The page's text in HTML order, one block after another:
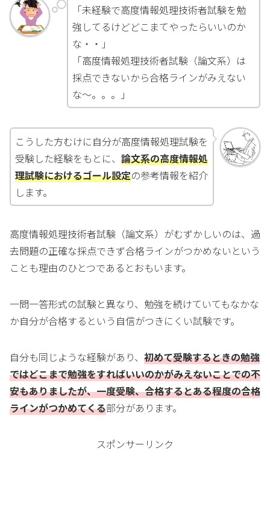
「未経験で高度情報処理技術者試験を勉
強してるけどどこまてやったらいいのか
な・・」
「高度情報処理技術者試験（論文系）は
採点できないから合格ラインがみえない
な～。。。」
こうした方むけに自分が高度情報処理試験を
受験した経験をもとに、 論文系の高度情報処
理試験におけるゴール設定の参考情報を紹介
します。
高度情報処理技術者試験（論文系）がむずかしいのは、過
去問題の正確な採点できず合格ラインがつかめないという
ことも理由のひとつであるとおもいます。
一問一答形式の試験と異なり、勉強を続けていてもなかな
か自分が合格するという自信がつきにくい試験です。
自分も同じような経験があり、 初めて受験するときの勉強
ではどこまで勉強をすればいいのかがみえないことでの不
安もありましたが、一度受験、合格するとある程度の合格
ラインがつかめてくる部分があります。
スポンサーリンク